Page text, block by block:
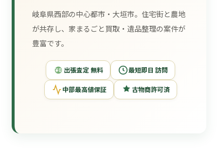
岐阜県西部の中心都市・大垣市。住宅街と農地
が共存し、家まるごと買取・遺品整理の案件が
豊富です。
¥0 出張査定 無料 最短即日 訪問
中部最高値保証 古物商許可済